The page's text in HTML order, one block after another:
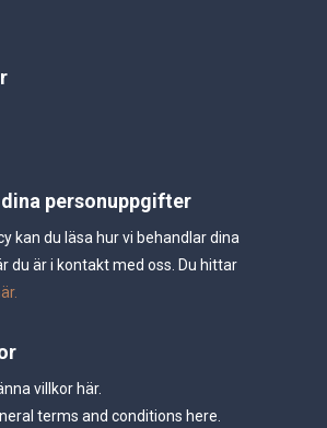
personuppgifter
kan du läsa hur vi behandlar dina
du är i kontakt med oss. Du hittar
villkor här.
terms and conditions here.